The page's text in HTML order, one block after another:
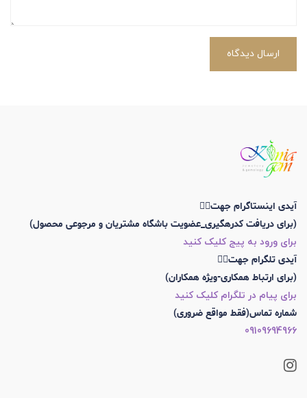
ارسال دیدگاه
آیدی اینستاگرام جهت👇🏼
(برای دریافت کدرهگیری_عضویت باشگاه مشتریان و مرجوعی محصول)
برای ورود به پیج کلیک کنید
آیدی تلگرام جهت👇🏼
(برای ارتباط همکاری-ویژه همکاران)
برای پیام در تلگرام کلیک کنید
شماره تماس(فقط مواقع ضروری)
09109694966